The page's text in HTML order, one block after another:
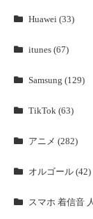
Huawei (33)
itunes (67)
Samsung (129)
TikTok (63)
アニメ (282)
オルゴール (42)
スマホ 着信音